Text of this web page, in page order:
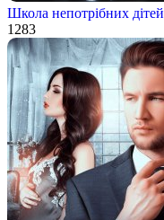
Школа непотрібних дітей
1 283